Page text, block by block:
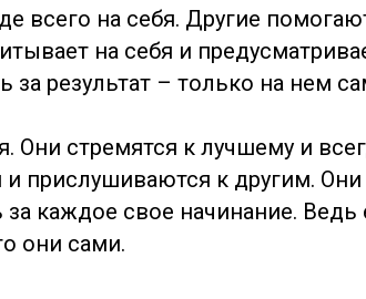
всего на себя. Другие
на себя и
за результат – только на нем
стремятся к лучшему и
прислушиваются к другим.
каждое свое начинание.
они сами.